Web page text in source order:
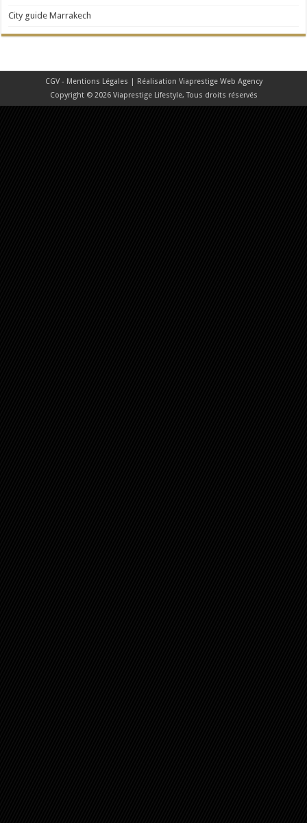
City guide Marrakech
CGV - Mentions Légales | Réalisation Viaprestige Web Agency
Copyright © 2026 Viaprestige Lifestyle, Tous droits réservés